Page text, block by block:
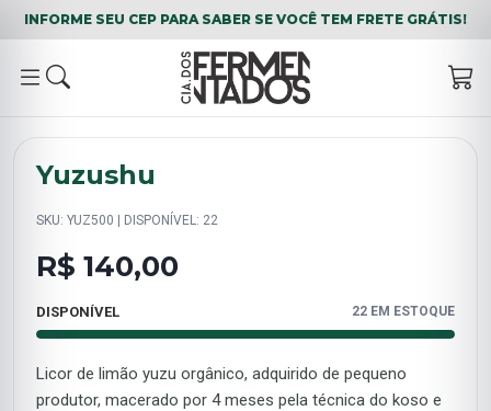
INFORME SEU CEP PARA SABER SE VOCÊ TEM FRETE GRÁTIS!
Yuzushu
SKU: YUZ500 | DISPONÍVEL: 22
R$ 140,00
DISPONÍVEL 22 EM ESTOQUE
Licor de limão yuzu orgânico, adquirido de pequeno
produtor, macerado por 4 meses pela técnica do koso e